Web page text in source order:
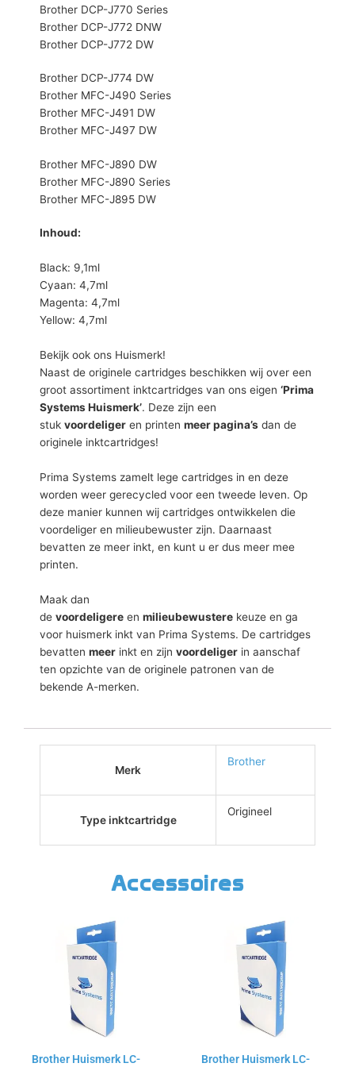
Brother DCP-J770 Series
Brother DCP-J772 DNW
Brother DCP-J772 DW
Brother DCP-J774 DW
Brother MFC-J490 Series
Brother MFC-J491 DW
Brother MFC-J497 DW
Brother MFC-J890 DW
Brother MFC-J890 Series
Brother MFC-J895 DW
Inhoud:
Black: 9,1ml
Cyaan: 4,7ml
Magenta: 4,7ml
Yellow: 4,7ml
Bekijk ook ons Huismerk!
Naast de originele cartridges beschikken wij over een
groot assortiment inktcartridges van ons eigen ‘Prima
Systems Huismerk’. Deze zijn een
stuk voordeliger en printen meer pagina’s dan de
originele inktcartridges!
Prima Systems zamelt lege cartridges in en deze
worden weer gerecycled voor een tweede leven. Op
deze manier kunnen wij cartridges ontwikkelen die
voordeliger en milieubewuster zijn. Daarnaast
bevatten ze meer inkt, en kunt u er dus meer mee
printen.
Maak dan
de voordeligere en milieubewustere keuze en ga
voor huismerk inkt van Prima Systems. De cartridges
bevatten meer inkt en zijn voordeliger in aanschaf
ten opzichte van de originele patronen van de
bekende A-merken.
Merk
Brother
Type inktcartridge
Origineel
Accessoires
Brother Huismerk LC-
Brother Huismerk LC-